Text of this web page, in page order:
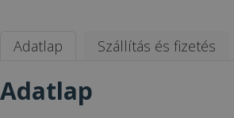
Adatlap Szállítás és fizetés
Adatlap